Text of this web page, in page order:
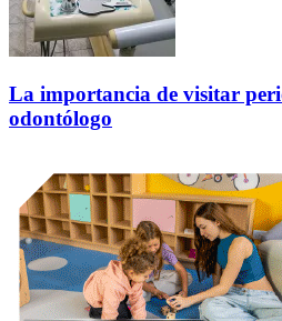
La importancia de visitar
odontólogo